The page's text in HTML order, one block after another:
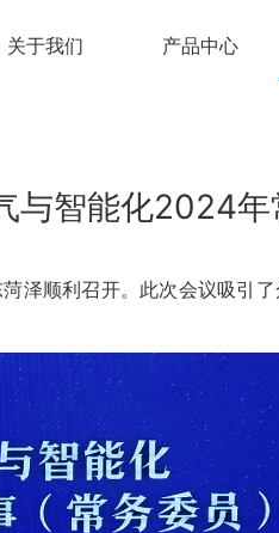
关于我们 产品中心
与智能化2024
泽顺利召开。此次会议吸引